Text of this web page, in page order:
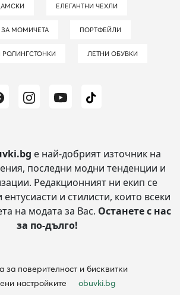
ЕЛЕГАНТНИ ЧЕХЛИ
ЗА МОМИЧЕТА ПОРТФЕЙЛИ
РОЛИНГСТОНКИ ЛЕТНИ ОБУВКИ
е най-добрият източник на
последни модни тенденции и
Редакционният ни екип се
и стилисти, които всеки
на модата за Вас. Останете с нас
за по-дълго!
за поверителност и бисквитки
настройките
obuvki.bg